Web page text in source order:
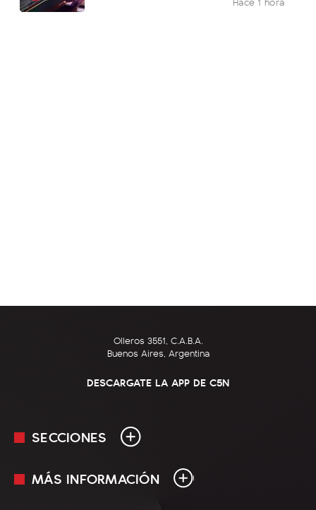
Olleros 3551, C.A.B.A.
Buenos Aires, Argentina
DESCARGATE LA APP DE C5N
SECCIONES
En Vivo
MÁS INFORMACIÓN